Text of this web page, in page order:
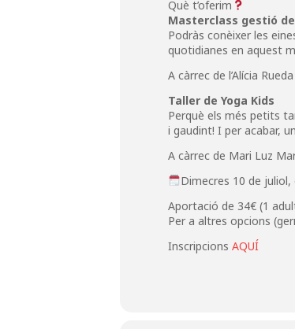
Què t’oferim
Masterclass gestió
Podràs conèixer les
quotidianes en aquest
A càrrec de l’Alícia Rueda
Taller de Yoga Kids
Perquè els més petits
i gaudint! I per acabar,
A càrrec de Mari Luz
Dimecres 10 de juliol,
Aportació de 34€ (1
Per a altres opcions
Inscripcions AQUÍ